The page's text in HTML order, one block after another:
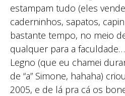
estampam tudo (eles
caderninhos, sapatos,
bastante tempo, no meio
qualquer para a
Legno (que eu chamei
de “a” Simone, hahaha)
2005, e de lá pra cá os